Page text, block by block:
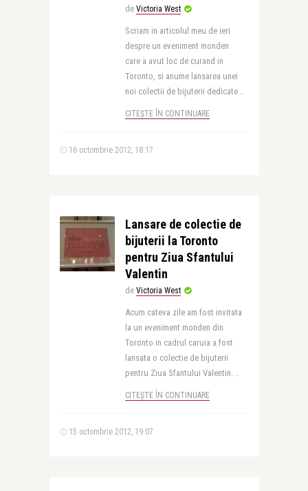
de Victoria West
Scriam in articolul meu de ieri
despre un eveniment monden
care a avut loc de curand in
Toronto, si anume lansarea unei
noi colectii de bijuterii dedicate ..
CITEȘTE ÎN CONTINUARE
16 octombrie 2012, 18:17
Lansare de colectie de
bijuterii la Toronto
pentru Ziua Sfantului
Valentin
de Victoria West
Acum cateva zile am fost invitata
la un eveniment monden din
Toronto in cadrul caruia a fost
lansata o colectie de bijuterii
pentru Ziua Sfantului Valentin. ..
CITEȘTE ÎN CONTINUARE
15 octombrie 2012, 19:07